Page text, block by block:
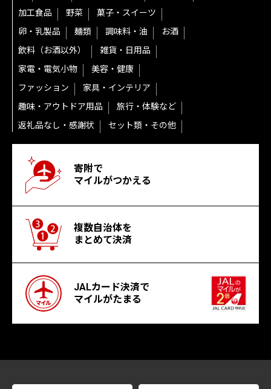
加工食品
野菜
菓子・スイーツ
卵・乳製品
麺類 調味料・油
お酒
飲料（お酒以外）
雑貨・日用品
家電・電気小物
美容・健康
ファッション
家具・インテリア
趣味・アウトドア用品
旅行・体験など
返礼品なし・感謝状
セット類・その他
寄附で
マイルがつかえる
複数自治体を
まとめて決済
JALカード決済で
マイルがたまる